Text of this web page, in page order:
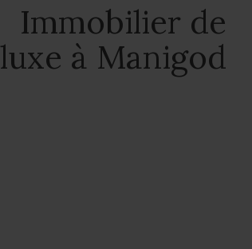
Immobilier de
luxe à Manigod